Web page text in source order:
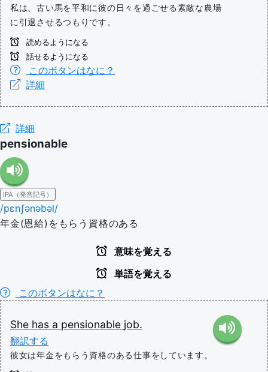
私は、古い馬を平和に彼の日々を過ごせる素敵な農場
に引退させるつもりです。
読めるようになる
話せるようになる
このボタンはなに？
詳細
詳細
pensionable
IPA（発音記号）
/pɛnʃənəbəl/
年金(恩給)をもらう資格のある
意味を覚える
単語を覚える
このボタンはなに？
She has a pensionable job.
翻訳する
彼女は年金をもらう資格のある仕事をしています。